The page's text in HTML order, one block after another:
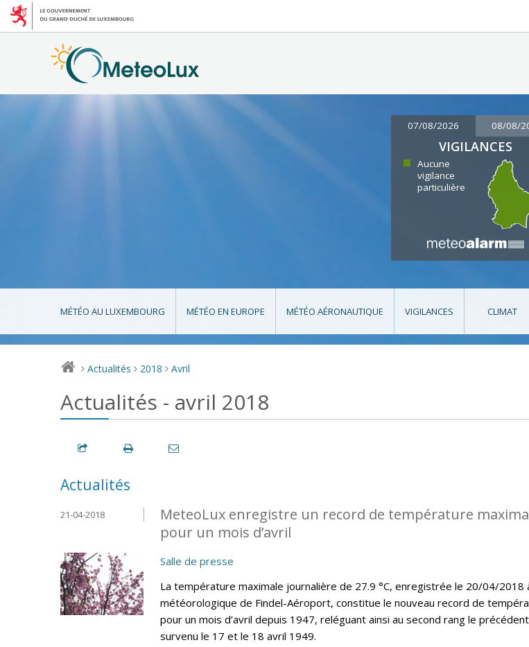
07/08/2026 08/08/
VIGILANCES
Aucune
vigilance
particulière
MÉTÉO AU LUXEMBOURG MÉTÉO EN EUROPE MÉTÉO AÉRONAUTIQUE VIGILANCES CLIMAT
> Actualités > 2018 > Avril
Actualités - avril 2018
Actualités
MeteoLux enregistre un record de température
pour un mois d’avril
21-04-2018
Salle de presse
La température maximale journalière de 27.9 °C, enregistrée le 20/04/2018
météorologique de Findel-Aéroport, constitue le nouveau record de
pour un mois d’avril depuis 1947, reléguant ainsi au second rang le
survenu le 17 et le 18 avril 1949.